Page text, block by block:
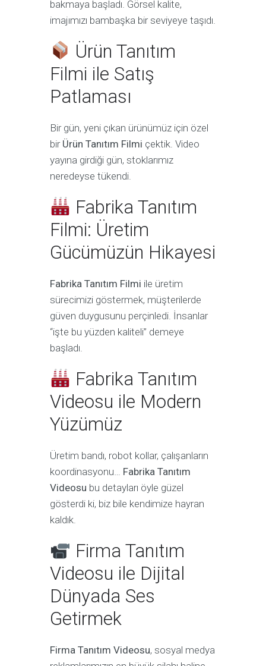
bakmaya başladı. Görsel kalite,
imajımızı bambaşka bir seviyeye taşıdı.
Ürün Tanıtım
Filmi ile Satış
Patlaması
Bir gün, yeni çıkan ürünümüz için özel
bir Ürün Tanıtım Filmi çektik. Video
yayına girdiği gün, stoklarımız
neredeyse tükendi.
Fabrika Tanıtım
Filmi: Üretim
Gücümüzün Hikayesi
Fabrika Tanıtım Filmi ile üretim
sürecimizi göstermek, müşterilerde
güven duygusunu perçinledi. İnsanlar
“işte bu yüzden kaliteli” demeye
başladı.
Fabrika Tanıtım
Videosu ile Modern
Yüzümüz
Üretim bandı, robot kollar, çalışanların
koordinasyonu… Fabrika Tanıtım
Videosu bu detayları öyle güzel
gösterdi ki, biz bile kendimize hayran
kaldık.
Firma Tanıtım
Videosu ile Dijital
Dünyada Ses
Getirmek
Firma Tanıtım Videosu, sosyal medya